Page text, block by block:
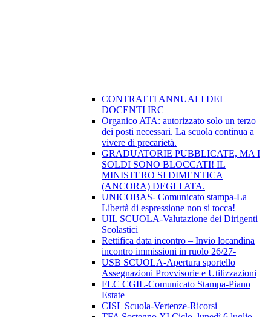
CONTRATTI ANNUALI DEI
DOCENTI IRC
Organico ATA: autorizzato solo un terzo
dei posti necessari. La scuola continua a
vivere di precarietà.
GRADUATORIE PUBBLICATE, MA I
SOLDI SONO BLOCCATI! IL
MINISTERO SI DIMENTICA
(ANCORA) DEGLI ATA.
UNICOBAS- Comunicato stampa-La
Libertà di espressione non si tocca!
UIL SCUOLA-Valutazione dei Dirigenti
Scolastici
Rettifica data incontro – Invio locandina
incontro immissioni in ruolo 26/27-
USB SCUOLA-Apertura sportello
Assegnazioni Provvisorie e Utilizzazioni
FLC CGIL-Comunicato Stampa-Piano
Estate
CISL Scuola-Vertenze-Ricorsi